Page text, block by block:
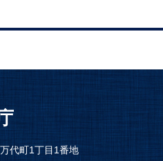
代町1丁目1番地